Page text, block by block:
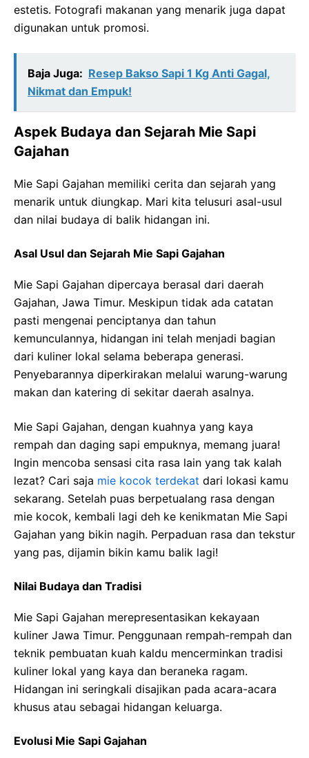
estetis. Fotografi makanan yang menarik juga dapat
digunakan untuk promosi.
Baja Juga: Resep Bakso Sapi 1 Kg Anti Gagal,
Nikmat dan Empuk!
Aspek Budaya dan Sejarah Mie Sapi
Gajahan
Mie Sapi Gajahan memiliki cerita dan sejarah yang
menarik untuk diungkap. Mari kita telusuri asal-usul
dan nilai budaya di balik hidangan ini.
Asal Usul dan Sejarah Mie Sapi Gajahan
Mie Sapi Gajahan dipercaya berasal dari daerah
Gajahan, Jawa Timur. Meskipun tidak ada catatan
pasti mengenai penciptanya dan tahun
kemunculannya, hidangan ini telah menjadi bagian
dari kuliner lokal selama beberapa generasi.
Penyebarannya diperkirakan melalui warung-warung
makan dan katering di sekitar daerah asalnya.
Mie Sapi Gajahan, dengan kuahnya yang kaya
rempah dan daging sapi empuknya, memang juara!
Ingin mencoba sensasi cita rasa lain yang tak kalah
lezat? Cari saja mie kocok terdekat dari lokasi kamu
sekarang. Setelah puas berpetualang rasa dengan
mie kocok, kembali lagi deh ke kenikmatan Mie Sapi
Gajahan yang bikin nagih. Perpaduan rasa dan tekstur
yang pas, dijamin bikin kamu balik lagi!
Nilai Budaya dan Tradisi
Mie Sapi Gajahan merepresentasikan kekayaan
kuliner Jawa Timur. Penggunaan rempah-rempah dan
teknik pembuatan kuah kaldu mencerminkan tradisi
kuliner lokal yang kaya dan beraneka ragam.
Hidangan ini seringkali disajikan pada acara-acara
khusus atau sebagai hidangan keluarga.
Evolusi Mie Sapi Gajahan